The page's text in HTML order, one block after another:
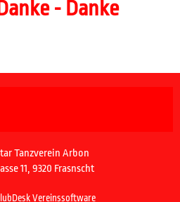
- Danke
Tanzverein Arbon
11, 9320 Frasnscht
Vereinssoftware